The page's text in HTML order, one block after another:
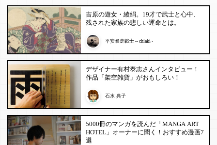
吉原の遊女・綾絹。19才で武士と心中、
残された家族の悲しい運命とは。
平安暴走戦士～chiaki~
デザイナー有村泰志さんインタビュー！
作品「架空雑貨」がおもしろい！
石水 典子
5000冊のマンガを読んだ「MANGA ART
HOTEL」オーナーに聞く！おすすめ漫画7
選